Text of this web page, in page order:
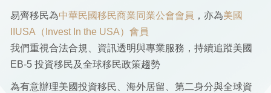
易齊移民為中華民國移民商業同業公會會員 ，亦為美國
IIUSA（Invest In the USA）會員
我們重視合法合規、資訊透明與專業服務，持續追蹤美國
EB-5 投資移民及全球移民政策趨勢
為有意辦理美國投資移民、海外居留、第二身分與全球資